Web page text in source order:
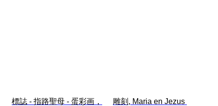
標誌 - 指路聖母 - 蛋彩画，
雕刻, Maria en Jezus